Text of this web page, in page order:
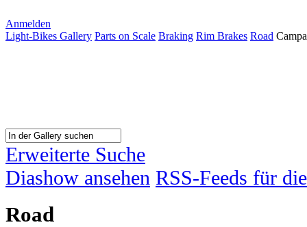
Anmelden
Light-Bikes Gallery Parts on Scale Braking Rim Brakes Road
Erweiterte Suche
Diashow ansehen RSS-Feeds für
Road